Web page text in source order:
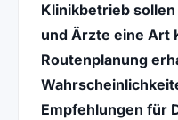
Klinikbetrieb
und Ärzte eine Art
Routenplanung
Empfehlungen für